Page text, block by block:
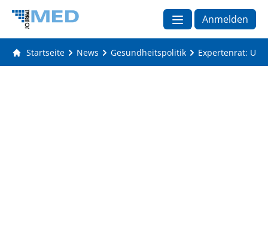
Anmelden
Startseite News Gesundheitspolitik Expertenrat: